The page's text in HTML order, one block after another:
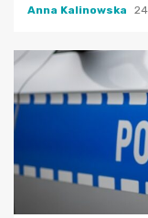
Anna Kalinowska